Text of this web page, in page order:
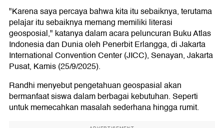
"Karena saya percaya bahwa kita itu sebaiknya, terutama
pelajar itu sebaiknya memang memiliki literasi
geosposial," katanya dalam acara peluncuran Buku Atlas
Indonesia dan Dunia oleh Penerbit Erlangga, di Jakarta
International Convention Center (JICC), Senayan, Jakarta
Pusat, Kamis (25/9/2025).
Randhi menyebut pengetahuan geospasial akan
bermanfaat siswa dalam berbagai kebutuhan. Seperti
untuk memecahkan masalah sederhana hingga rumit.